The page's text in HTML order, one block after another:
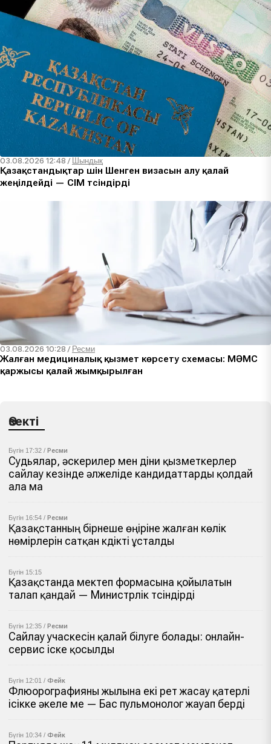
03.08.2026 12:48 / Шындық
Қазақстандықтар үшін Шенген визасын алу қалай
жеңілдейді — СІМ түсіндірді
03.08.2026 10:28 / Ресми
Жалған медициналық қызмет көрсету схемасы: МӘМС
қаржысы қалай жымқырылған
Өзекті
Бүгін 17:32 / Ресми
Судьялар, әскерилер мен діни қызметкерлер
сайлау кезінде әлжеліде кандидаттарды қолдай
ала ма
Бүгін 16:54 / Ресми
Қазақстанның бірнеше өңіріне жалған көлік
нөмірлерін сатқан күдікті ұсталды
Бүгін 15:15
Қазақстанда мектеп формасына қойылатын
талап қандай — Министрлік түсіндірді
Бүгін 12:35 / Ресми
Сайлау учаскесін қалай білуге болады: онлайн-
сервис іске қосылды
Бүгін 12:01 / Фейк
Флюорографияны жылына екі рет жасау қатерлі
ісікке әкеле ме — Бас пульмонолог жауап берді
Бүгін 10:34 / Фейк